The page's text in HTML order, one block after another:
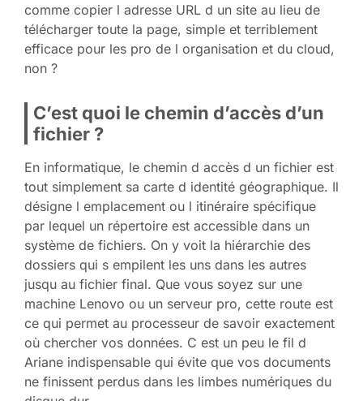
comme copier l adresse URL d un site au lieu de
télécharger toute la page, simple et terriblement
efficace pour les pro de l organisation et du cloud,
non ?
C’est quoi le chemin d’accès d’un
fichier ?
En informatique, le chemin d accès d un fichier est
tout simplement sa carte d identité géographique. Il
désigne l emplacement ou l itinéraire spécifique
par lequel un répertoire est accessible dans un
système de fichiers. On y voit la hiérarchie des
dossiers qui s empilent les uns dans les autres
jusqu au fichier final. Que vous soyez sur une
machine Lenovo ou un serveur pro, cette route est
ce qui permet au processeur de savoir exactement
où chercher vos données. C est un peu le fil d
Ariane indispensable qui évite que vos documents
ne finissent perdus dans les limbes numériques du